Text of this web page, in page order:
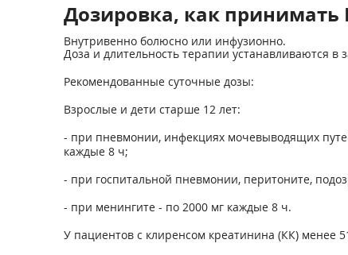
Дозировка, как
Внутривенно болюсно или инфузионно.
Доза и длительность терапии устанавливаются в
Рекомендованные суточные дозы:
Взрослые и дети старше 12 лет:
- при пневмонии, инфекциях мочевыводящих
каждые 8 ч;
- при госпитальной пневмонии, перитоните,
- при менингите - по 2000 мг каждые 8 ч.
У пациентов с клиренсом креатинина (КК) менее